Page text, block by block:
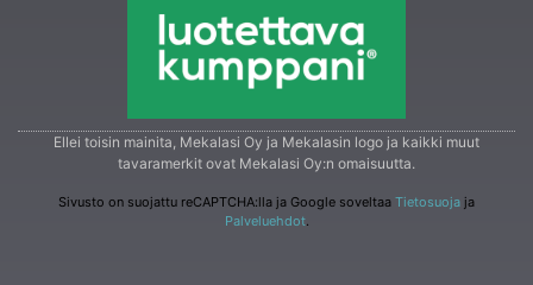
Ellei toisin mainita, Mekalasi Oy ja Mekalasin logo ja kaikki muut
tavaramerkit ovat Mekalasi Oy:n omaisuutta.
Sivusto on suojattu reCAPTCHA:lla ja Google soveltaa Tietosuoja ja
Palveluehdot.